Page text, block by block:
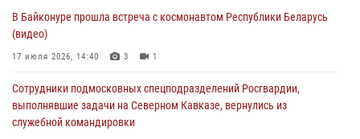
подозреваемые в организации незаконной миграции и
изготовлении поддельных документов (видео)
05 августа 2026, 15:48
Сотрудники спецподразделения подмосковного главка Росгвардии
отработали навыки огневой подготовки на комплексных учениях
04 августа 2026, 12:21
В Байконуре прошла встреча с космонавтом Республики Беларусь
(видео)
17 июля 2026, 14:40 3 1
Сотрудники подмосковных спецподразделений Росгвардии,
выполнявшие задачи на Северном Кавказе, вернулись из
служебной командировки